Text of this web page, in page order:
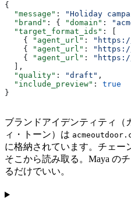
{
  "message"
:
"Holiday
  "brand"
: { "domain" :
  "target_format_ids"
: [
    {
"agent_url" : "https://
    {
"agent_url" : "https://
    {
"agent_url" : "https://
  ],
  "quality"
: "draft" ,
  "include_preview"
: true
}
ブランドアイデンティティ（
ィ・トーン）は
に格納されています。チェー
そこから読み取る。Maya の
るだけでいい。